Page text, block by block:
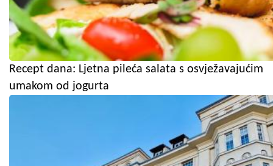
Recept dana: Ljetna pileća salata s osvježavajućim
umakom od jogurta